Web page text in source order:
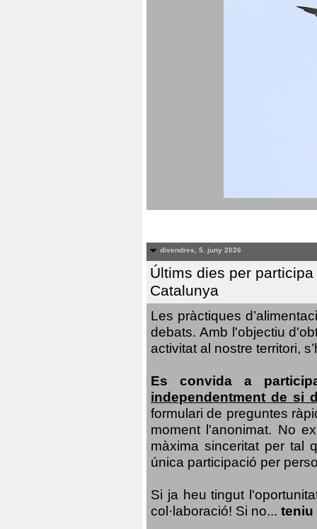
divendres, 5. juny 2026
Últims dies per
Catalunya
Les pràctiques
debats. Amb l'objectiu
activitat al nostre territori,
Es convida a
independentment de si
formulari de preguntes
moment l'anonimat. No
màxima sinceritat per tal
única participació per
Si ja heu tingut
col·laboració! Si no... teniu